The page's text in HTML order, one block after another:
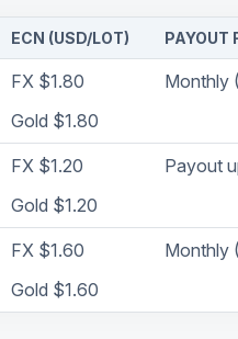
ECN (USD/LOT) PAYOUT
FX $1.80
Gold $1.80
Monthly
FX $1.20
Gold $1.20
Payout
FX $1.60
Gold $1.60
Monthly